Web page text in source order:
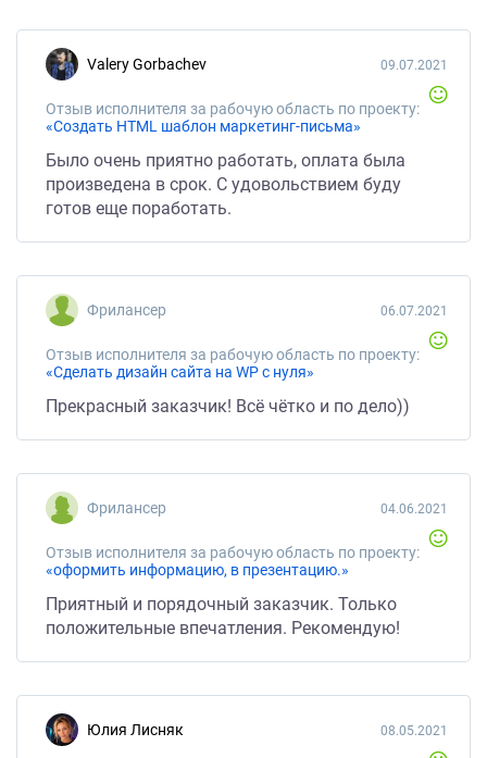
Valery Gorbachev
Отзыв исполнителя за рабочую область по проекту:
«Создать HTML шаблон маркетинг-письма»
09.07.2021
Было очень приятно работать, оплата была
произведена в срок. С удовольствием буду
готов еще поработать.
Фрилансер
Отзыв исполнителя за рабочую область по проекту:
«Сделать дизайн сайта на WP с нуля»
06.07.2021
Прекрасный заказчик! Всё чётко и по дело))
Фрилансер
Отзыв исполнителя за рабочую область по проекту:
«оформить информацию, в презентацию.»
04.06.2021
Приятный и порядочный заказчик. Только
положительные впечатления. Рекомендую!
Юлия Лисняк 08.05.2021